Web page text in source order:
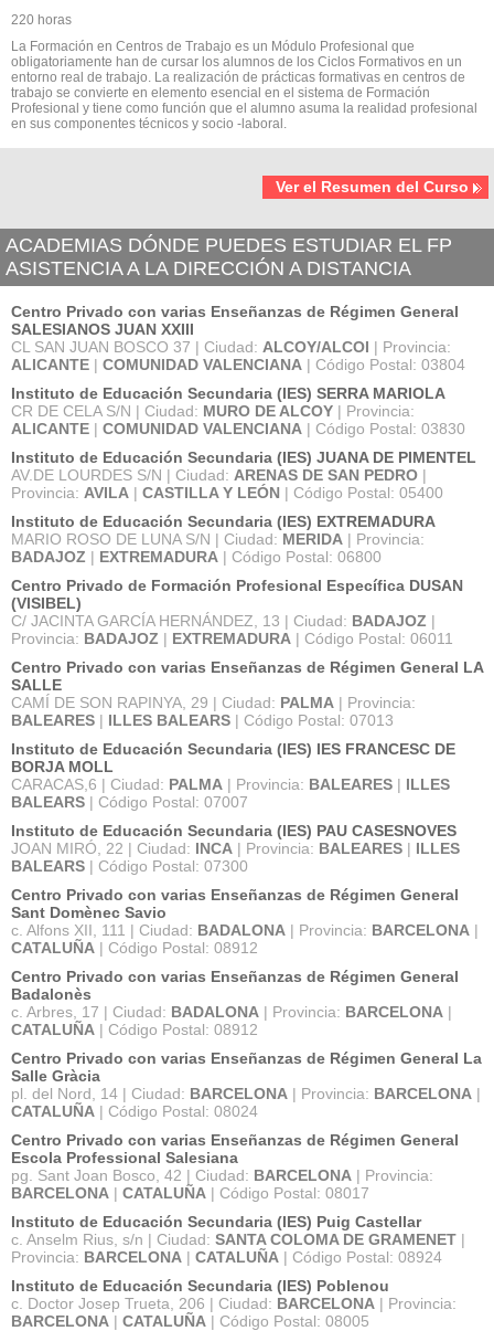
220 horas
La Formación en Centros de Trabajo es un Módulo Profesional que
obligatoriamente han de cursar los alumnos de los Ciclos Formativos en un
entorno real de trabajo. La realización de prácticas formativas en centros de
trabajo se convierte en elemento esencial en el sistema de Formación
Profesional y tiene como función que el alumno asuma la realidad profesional
en sus componentes técnicos y socio -laboral.
Ver el Resumen del Curso
ACADEMIAS DÓNDE PUEDES ESTUDIAR EL FP
ASISTENCIA A LA DIRECCIÓN A DISTANCIA
Centro Privado con varias Enseñanzas de Régimen General
SALESIANOS JUAN XXIII
CL SAN JUAN BOSCO 37 | Ciudad: ALCOY/ALCOI | Provincia:
ALICANTE | COMUNIDAD VALENCIANA | Código Postal: 03804
Instituto de Educación Secundaria (IES) SERRA MARIOLA
CR DE CELA S/N | Ciudad: MURO DE ALCOY | Provincia:
ALICANTE | COMUNIDAD VALENCIANA | Código Postal: 03830
Instituto de Educación Secundaria (IES) JUANA DE PIMENTEL
AV.DE LOURDES S/N | Ciudad: ARENAS DE SAN PEDRO |
Provincia: AVILA | CASTILLA Y LEÓN | Código Postal: 05400
Instituto de Educación Secundaria (IES) EXTREMADURA
MARIO ROSO DE LUNA S/N | Ciudad: MERIDA | Provincia:
BADAJOZ | EXTREMADURA | Código Postal: 06800
Centro Privado de Formación Profesional Específica DUSAN
(VISIBEL)
C/ JACINTA GARCÍA HERNÁNDEZ, 13 | Ciudad: BADAJOZ |
Provincia: BADAJOZ | EXTREMADURA | Código Postal: 06011
Centro Privado con varias Enseñanzas de Régimen General LA
SALLE
CAMÍ DE SON RAPINYA, 29 | Ciudad: PALMA | Provincia:
BALEARES | ILLES BALEARS | Código Postal: 07013
Instituto de Educación Secundaria (IES) IES FRANCESC DE
BORJA MOLL
CARACAS,6 | Ciudad: PALMA | Provincia: BALEARES | ILLES
BALEARS | Código Postal: 07007
Instituto de Educación Secundaria (IES) PAU CASESNOVES
JOAN MIRÓ, 22 | Ciudad: INCA | Provincia: BALEARES | ILLES
BALEARS | Código Postal: 07300
Centro Privado con varias Enseñanzas de Régimen General
Sant Domènec Savio
c. Alfons XII, 111 | Ciudad: BADALONA | Provincia: BARCELONA |
CATALUÑA | Código Postal: 08912
Centro Privado con varias Enseñanzas de Régimen General
Badalonès
c. Arbres, 17 | Ciudad: BADALONA | Provincia: BARCELONA |
CATALUÑA | Código Postal: 08912
Centro Privado con varias Enseñanzas de Régimen General La
Salle Gràcia
pl. del Nord, 14 | Ciudad: BARCELONA | Provincia: BARCELONA |
CATALUÑA | Código Postal: 08024
Centro Privado con varias Enseñanzas de Régimen General
Escola Professional Salesiana
pg. Sant Joan Bosco, 42 | Ciudad: BARCELONA | Provincia:
BARCELONA | CATALUÑA | Código Postal: 08017
Instituto de Educación Secundaria (IES) Puig Castellar
c. Anselm Rius, s/n | Ciudad: SANTA COLOMA DE GRAMENET |
Provincia: BARCELONA | CATALUÑA | Código Postal: 08924
Instituto de Educación Secundaria (IES) Poblenou
c. Doctor Josep Trueta, 206 | Ciudad: BARCELONA | Provincia:
BARCELONA | CATALUÑA | Código Postal: 08005